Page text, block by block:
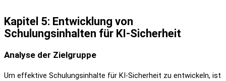
Kapitel 5: Entwicklung von
Schulungsinhalten für KI-Sicherheit
Analyse der Zielgruppe
Um effektive Schulungsinhalte für KI-Sicherheit zu entwickeln, ist